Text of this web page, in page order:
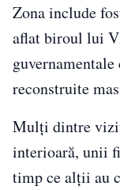
Zona include
aflat biroul lui
guvernamentale
reconstruite
Mulți dintre
interioară, unii
timp ce alții au